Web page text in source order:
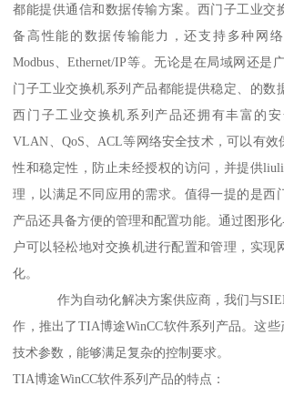
都能提供通信和数据传输方案。西门子工业交
备高性能的数据传输能力，还支持多种网络
Modbus、Ethernet/IP等。无论是在局域网还是
门子工业交换机系列产品都能提供稳定、的数
西门子工业交换机系列产品还拥有丰富的
VLAN、QoS、ACL等网络安全技术，可以有效
性和稳定性，防止未经授权的访问，并提供
理，以满足不同应用的需求。值得一提的是西
产品还具备方便的管理和配置功能。通过图形化
户可以轻松地对交换机进行配置和管理，实现
化。
作为自动化解决方案供应商，我们与
作，推出了TIA博途WinCC软件系列产品。这
技术参数，能够满足复杂的控制要求。
TIA博途WinCC软件系列产品的特点：